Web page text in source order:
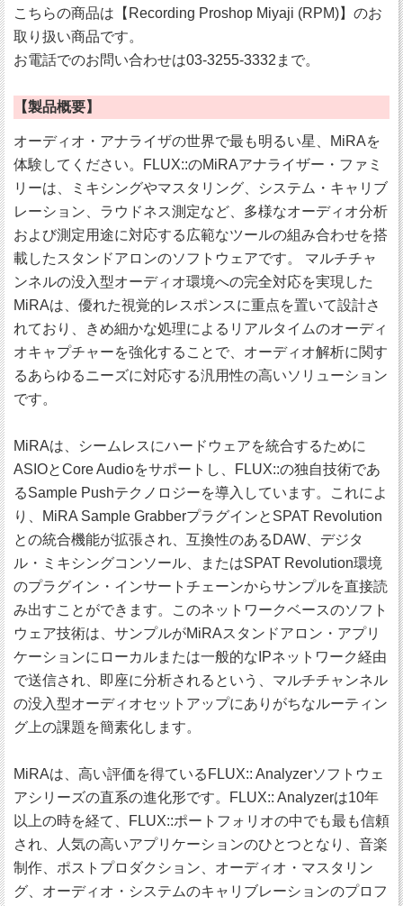
こちらの商品は【Recording Proshop Miyaji (RPM)】のお
取り扱い商品です。
お電話でのお問い合わせは03-3255-3332まで。
【製品概要】
オーディオ・アナライザの世界で最も明るい星、MiRAを
体験してください。FLUX::のMiRAアナライザー・ファミ
リーは、ミキシングやマスタリング、システム・キャリブ
レーション、ラウドネス測定など、多様なオーディオ分析
および測定用途に対応する広範なツールの組み合わせを搭
載したスタンドアロンのソフトウェアです。 マルチチャ
ンネルの没入型オーディオ環境への完全対応を実現した
MiRAは、優れた視覚的レスポンスに重点を置いて設計さ
れており、きめ細かな処理によるリアルタイムのオーディ
オキャプチャーを強化することで、オーディオ解析に関す
るあらゆるニーズに対応する汎用性の高いソリューション
です。
MiRAは、シームレスにハードウェアを統合するために
ASIOとCore Audioをサポートし、FLUX::の独自技術であ
るSample Pushテクノロジーを導入しています。これによ
り、MiRA Sample GrabberプラグインとSPAT Revolution
との統合機能が拡張され、互換性のあるDAW、デジタ
ル・ミキシングコンソール、またはSPAT Revolution環境
のプラグイン・インサートチェーンからサンプルを直接読
み出すことができます。このネットワークベースのソフト
ウェア技術は、サンプルがMiRAスタンドアロン・アプリ
ケーションにローカルまたは一般的なIPネットワーク経由
で送信され、即座に分析されるという、マルチチャンネル
の没入型オーディオセットアップにありがちなルーティン
グ上の課題を簡素化します。
MiRAは、高い評価を得ているFLUX:: Analyzerソフトウェ
アシリーズの直系の進化形です。FLUX:: Analyzerは10年
以上の時を経て、FLUX::ポートフォリオの中でも最も信頼
され、人気の高いアプリケーションのひとつとなり、音楽
制作、ポストプロダクション、オーディオ・マスタリン
グ、オーディオ・システムのキャリブレーションのプロフ